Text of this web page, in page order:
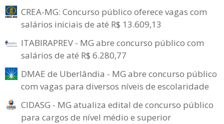
CREA-MG: Concurso público oferece vagas com
salários iniciais de até R$ 13.609,13
ITABIRAPREV - MG abre concurso público com
salários de até R$ 6.280,77
DMAE de Uberlândia - MG abre concurso público
com vagas para diversos níveis de escolaridade
CIDASG - MG atualiza edital de concurso público
para cargos de nível médio e superior